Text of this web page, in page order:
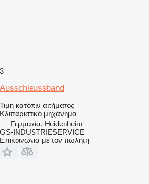
3
Ausschleussband
Τιμή κατόπιν αιτήματος
Κλιπαριστικό μηχάνημα
Γερμανία, Heidenheim
GS-INDUSTRIESERVICE
Επικοινωνία με τον πωλητή